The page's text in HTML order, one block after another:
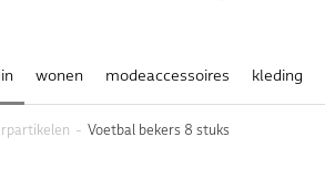
wonen modeaccessoires kleding
Voetbal bekers 8 stuks